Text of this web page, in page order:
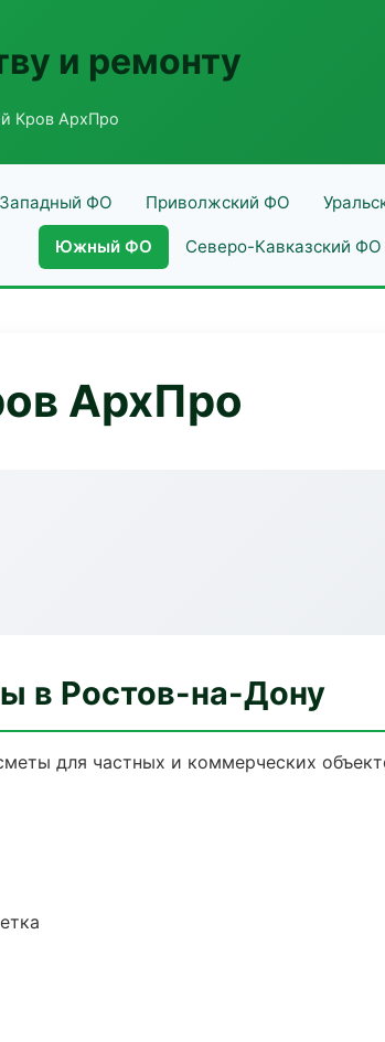
и ремонту
Кров АрхПро
ФО Приволжский ФО
Южный ФО Северо-Кавказский ФО
АрхПро
в Ростов-на-Дону
для частных и коммерческих